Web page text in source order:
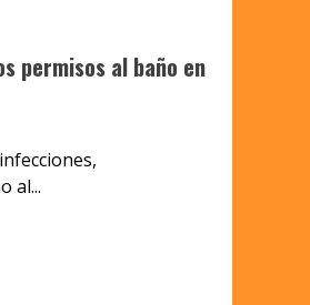
permisos al baño en
al...